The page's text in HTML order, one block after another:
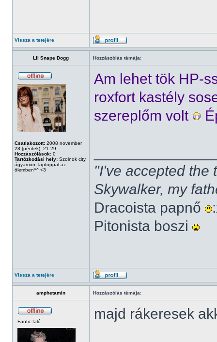
Vissza a tetejére
Lil Snape Dogg Hozzászólás témája:
Csatlakozott: 2008 november
28 (péntek), 21:29
Hozzászólások: 0
Tartózkodási hely: Szolnok city,
ágyamon, laptoppal az
ölemben^^ <3
Am lehet tök HP-
roxfort kastély
szereplőm volt
"I've accepted the
Skywalker, my
Dracoista papnő
Pitonista boszi
Vissza a tetejére
amphetamin Hozzászólás témája:
Fanfic-faló majd rákeresek